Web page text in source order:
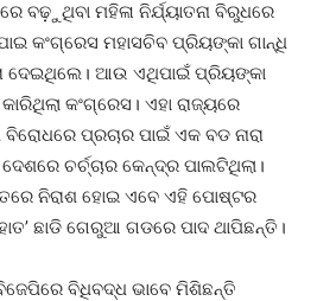
ମହିଳା ନିର୍ଯ୍ୟାତନା ବିରୁଧରେ
କଂଗ୍ରେସ ମହାସଚିବ ପ୍ରିୟଙ୍କା ଗାନ୍ଧି
ଦେଇଥିଲେ। ଆଉ ଏଥିପାଇଁ ପ୍ରିୟଙ୍କା
କଂଗ୍ରେସ। ଏହା ରାଜ୍ୟରେ
ପ୍ରଚାର ପାଇଁ ଏକ ବଡ ନାରା
ଦେଶରେ ଚର୍ଚ୍ଚାର କେନ୍ଦ୍ର ପାଲଟିଥିଲା।
ନିରାଶ ହୋଇ ଏବେ ଏହି ପୋଷ୍ଟର
ଛାଡି ଗେରୁଆ ଗଡରେ ପାଦ ଥାପିଛନ୍ତି।
ବିଧିବଦ୍ଧ ଭାବେ ମିଶିଛନ୍ତି